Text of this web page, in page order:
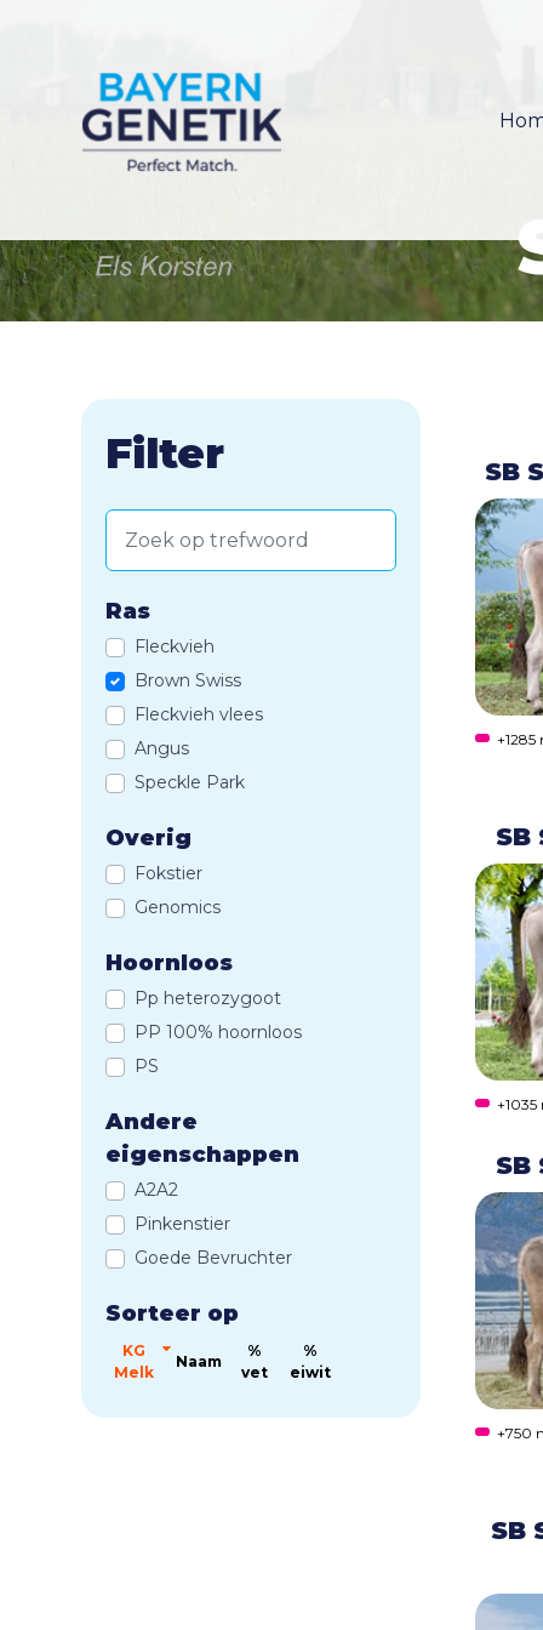
Filter
Ras
Fleckvieh
Brown Swiss
Fleckvieh vlees
Angus
Speckle Park
Overig
Fokstier
Genomics
Hoornloos
Pp heterozygoot
PP 100% hoornloos
PS
Andere
eigenschappen
A2A2
Pinkenstier
Goede Bevruchter
Sorteer op
KG
Melk
Naam
%
vet
%
eiwit
SB
+750
SB
SB
+1285
SB
+1035